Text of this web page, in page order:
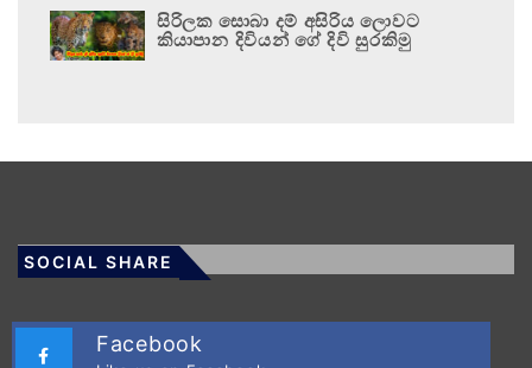
සිරිලක සොබා දම් අසිරිය ලොවට
කියාපාන දිවියන් ගේ දිවි සුරකිමු
SOCIAL SHARE
Facebook